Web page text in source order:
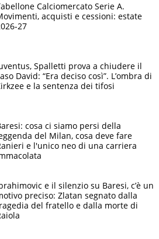
Calciomercato Serie A.
acquisti e cessioni: estate
27
Spalletti prova a chiudere il
David: “Era deciso così”. L’ombra di
e la sentenza dei tifosi
cosa ci siamo persi della
del Milan, cosa deve fare
e l'unico neo di una carriera
e il silenzio su Baresi, c’è un
preciso: Zlatan segnato dalla
del fratello e dalla morte di